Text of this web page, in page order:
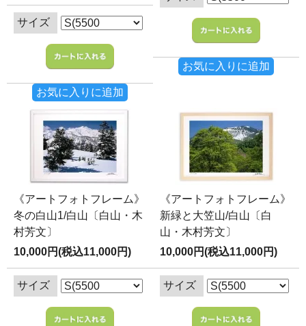
サイズ
お気に入りに追加
お気に入りに追加
《アートフォトフレーム》
冬の白山1/白山〔白山・木
村芳文〕
10,000円(税込11,000円)
サイズ
《アートフォトフレーム》
新緑と大笠山/白山〔白
山・木村芳文〕
10,000円(税込11,000円)
サイズ